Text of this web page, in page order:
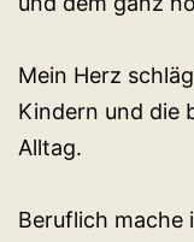
Mein Herz
Kindern und die
Alltag.
Beruflich mache